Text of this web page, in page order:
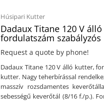
forgása)Áramforrás: 400 V ( 50 Hz
Húsipari Kutter
Dadaux Titane 120 V
fordulatszám szabályzós
Request a quote by phone!
Dadaux Titane 120 V álló kutter,
kutter. Nagy teherbírással
masszív rozsdamentes
sebességű keverőtál (8/16 f./p.).